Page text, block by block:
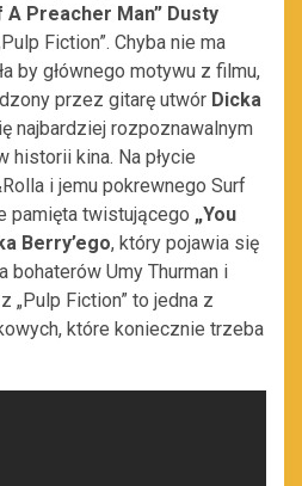
A Preacher Man” Dusty
Fiction”. Chyba nie ma
by głównego motywu z filmu,
przez gitarę utwór Dicka
najbardziej rozpoznawalnym
historii kina. Na płycie
i jemu pokrewnego Surf
pamięta twistującego „You
Berry’ego, który pojawia się
bohaterów Umy Thurman i
„Pulp Fiction” to jedna z
które koniecznie trzeba